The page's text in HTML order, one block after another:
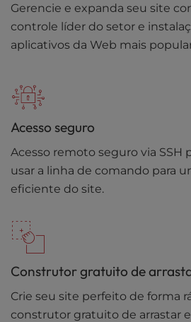
Gerencie e expanda seu site
controle líder do setor e
aplicativos da Web mais
Acesso seguro
Acesso remoto seguro via SSH
usar a linha de comando para
eficiente do site.
Construtor gratuito de
Crie seu site perfeito de forma
construtor gratuito de arrastar